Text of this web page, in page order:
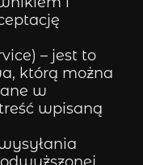
– jest to
którą można
w
wpisaną